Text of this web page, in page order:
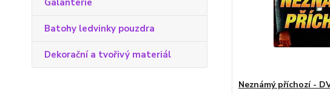
Galanterie
Batohy ledvinky pouzdra
Dekorační a tvořivý materiál
Neznámý příchozí -